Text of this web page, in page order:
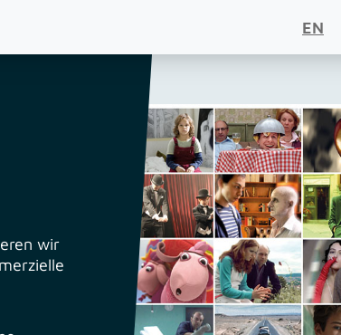
EN
wir